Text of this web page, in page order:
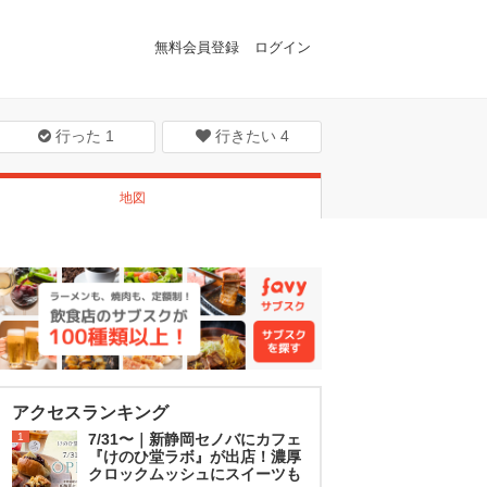
無料会員登録 ログイン
行った 1 行きたい 4
地図
アクセスランキング
1
7/31〜｜新静岡セノバにカフェ
『けのひ堂ラボ』が出店！濃厚
クロックムッシュにスイーツも